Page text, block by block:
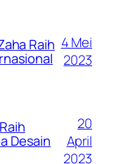
Raih 4 Mei
2023
Desain
20
April
2023